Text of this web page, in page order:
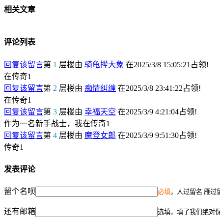
相关文章
评论列表
回复该留言第 1 层楼由 骑龟撵大象 在2025/3/8 15:05:21占领!
在传奇1
回复该留言第 2 层楼由 痴情纠缠 在2025/3/8 23:41:22占领!
在传奇1
回复该留言第 3 层楼由 幸福天空 在2025/3/9 4:21:04占领!
作为一名新手战士，我在传奇1
回复该留言第 4 层楼由 魔登女郎 在2025/3/9 9:51:30占领!
传奇1
发表评论
留个名呗 必填，人过留名 雁过
还有邮箱 选填，填了我们绝对